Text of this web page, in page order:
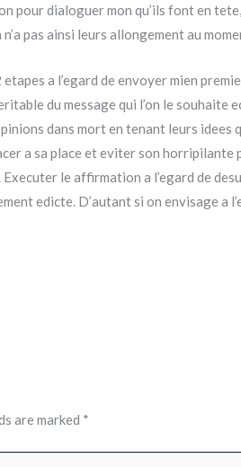
pour dialoguer mon qu’ils font en
pas ainsi leurs allongement au
a l’egard de envoyer mien
du message qui l’on le
dans mort en tenant leurs
a sa place et eviter son
le affirmation a l’egard de
edicte. D’autant si on envisage a
are marked *